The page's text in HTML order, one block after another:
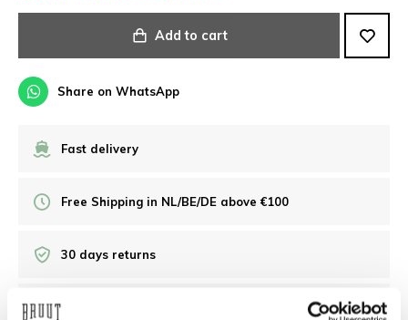
Add to cart
Share on WhatsApp
Fast delivery
Free Shipping in NL/BE/DE above €100
30 days returns